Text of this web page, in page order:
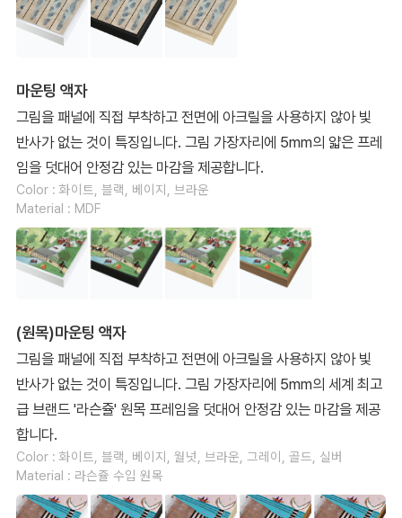
마운팅 액자
그림을 패널에 직접 부착하고 전면에 아크릴을 사용하지 않아 빛
반사가 없는 것이 특징입니다. 그림 가장자리에 5mm의 얇은 프레
임을 덧대어 안정감 있는 마감을 제공합니다.
Color : 화이트, 블랙, 베이지, 브라운
Material : MDF
(원목)마운팅 액자
그림을 패널에 직접 부착하고 전면에 아크릴을 사용하지 않아 빛
반사가 없는 것이 특징입니다. 그림 가장자리에 5mm의 세계 최고
급 브랜드 '라슨쥴' 원목 프레임을 덧대어 안정감 있는 마감을 제공
합니다.
Color : 화이트, 블랙, 베이지, 월넛, 브라운, 그레이, 골드, 실버
Material : 라슨쥴 수입 원목